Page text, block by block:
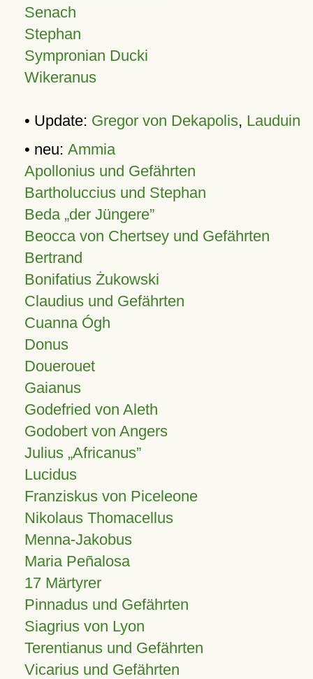
Senach
Stephan
Sympronian Ducki
Wikeranus
• Update: Gregor von Dekapolis, Lauduin
• neu: Ammia
Apollonius und Gefährten
Bartholuccius und Stephan
Beda „der Jüngere”
Beocca von Chertsey und Gefährten
Bertrand
Bonifatius Żukowski
Claudius und Gefährten
Cuanna Ógh
Donus
Douerouet
Gaianus
Godefried von Aleth
Godobert von Angers
Julius Africanus
Lucidus
Franziskus von Piceleone
Nikolaus Thomacellus
Menna-Jakobus
Maria Peñalosa
17 Märtyrer
Pinnadus und Gefährten
Siagrius von Lyon
Terentianus und Gefährten
Vicarius und Gefährten